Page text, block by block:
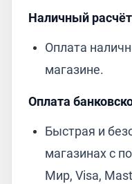
Наличный
Оплата
магазине.
Оплата
Быстрая и
магазинах с
Мир, Visa,